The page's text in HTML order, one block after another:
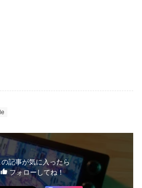
の記事が気に入ったら
フォローしてね！